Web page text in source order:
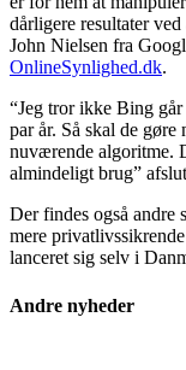
dårligere resultater
John Nielsen fra
OnlineSynlighed.dk.
“Jeg tror ikke Bing
par år. Så skal de gøre
nuværende algoritme.
almindeligt brug”
Der findes også andre
mere privatlivssikrende
lanceret sig selv i
Andre nyheder